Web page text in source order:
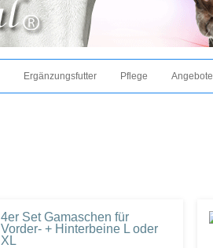
Ergänzungsfutter Pflege Angebote
4er Set Gamaschen für
Vorder- + Hinterbeine L oder
XL